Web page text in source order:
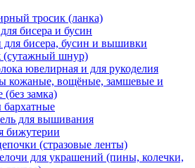
тросик (ланка)
бисера и бусин
бисера, бусин и вышивки
(сутажный шнур)
ювелирная и для рукоделия
кожаные, вощёные, замшевые и
(без замка)
для вышивания
бижутерии
(стразовые ленты)
для украшений (пины, колечки,